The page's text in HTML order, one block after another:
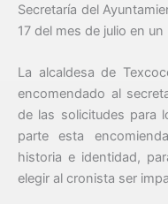
Secretaría del
17 del mes de julio en
La alcaldesa de
encomendado al
de las solicitudes para
parte esta
historia e identidad,
elegir al cronista ser